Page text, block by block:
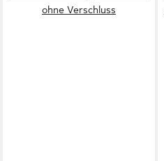
ohne Verschluss